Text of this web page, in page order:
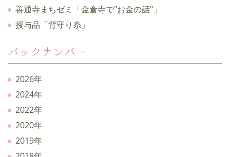
善通寺まちゼミ「金倉寺で"お金の話"」
授与品「背守り糸」
バックナンバー
2026年
2024年
2022年
2020年
2019年